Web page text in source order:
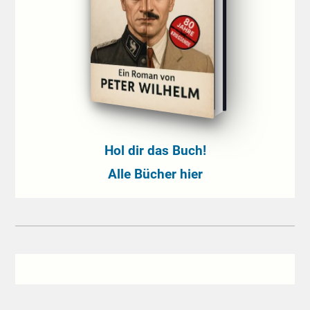
Hol dir das Buch!
Alle Bücher hier